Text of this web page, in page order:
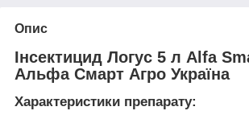
Опис
Інсектицид Логус 5 л Alfa
Альфа Смарт Агро Україна
Характеристики препарату: